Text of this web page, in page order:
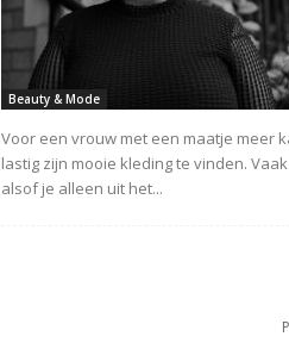
Beauty & Mode
Voor een vrouw met een maatje meer
lastig zijn mooie kleding te vinden.
alsof je alleen uit het...